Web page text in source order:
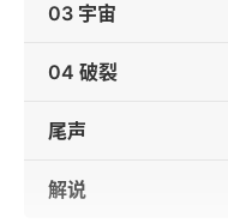
03 宇宙
04 破裂
尾声
解说